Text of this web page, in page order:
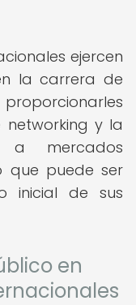
ejercen
la carrera de
networking y la
a mercados
que puede ser
inicial de sus
en